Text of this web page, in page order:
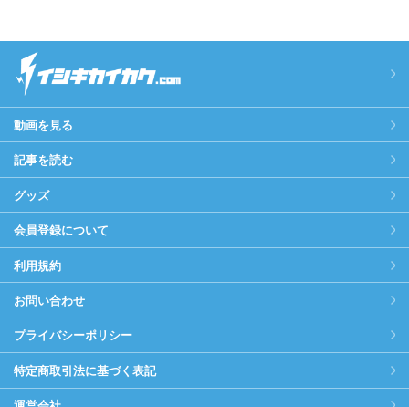
動画を見る
記事を読む
グッズ
会員登録について
利用規約
お問い合わせ
プライバシーポリシー
特定商取引法に基づく表記